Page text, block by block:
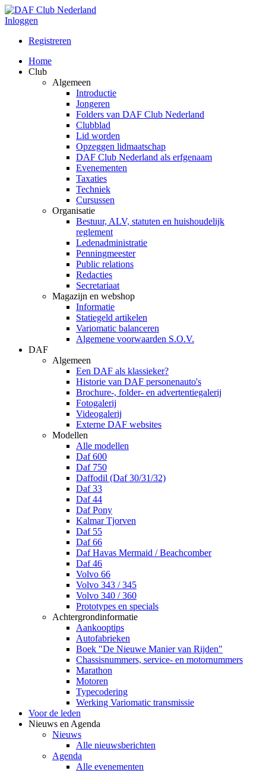
Inloggen
Registreren
Home
Club
Algemeen
Introductie
Jongeren
Folders van DAF Club Nederland
Clubblad
Lid worden
Opzeggen lidmaatschap
DAF Club Nederland als erfgenaam
Evenementen
Taxaties
Techniek
Cursussen
Organisatie
Bestuur, ALV, statuten en huishoudelijk
reglement
Ledenadministratie
Penningmeester
Public relations
Redacties
Secretariaat
Magazijn en webshop
Informatie
Statiegeld artikelen
Variomatic balanceren
Algemene voorwaarden S.O.V.
DAF
Algemeen
Een DAF als klassieker?
Historie van DAF personenauto's
Brochure-, folder- en advertentiegalerij
Fotogalerij
Videogalerij
Externe DAF websites
Modellen
Alle modellen
Daf 600
Daf 750
Daffodil (Daf 30/31/32)
Daf 33
Daf 44
Daf Pony
Kalmar Tjorven
Daf 55
Daf 66
Daf Havas Mermaid / Beachcomber
Daf 46
Volvo 66
Volvo 343 / 345
Volvo 340 / 360
Prototypes en specials
Achtergrondinformatie
Aankooptips
Autofabrieken
Boek "De Nieuwe Manier van Rijden"
Chassisnummers, service- en motornummers
Marathon
Motoren
Typecodering
Werking Variomatic transmissie
Voor de leden
Nieuws en Agenda
Nieuws
Alle nieuwsberichten
Agenda
Alle evenementen